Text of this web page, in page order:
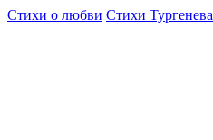
Стихи о любви Стихи Тургенева